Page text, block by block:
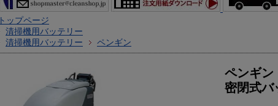
トップページ
清掃機用バッテリー
清掃機用バッテリー
ペンギン
ペンギン
密閉式バ